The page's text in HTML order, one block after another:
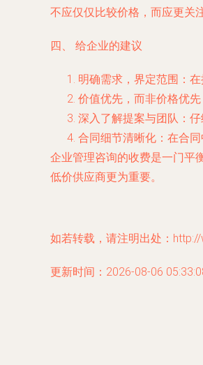
不应仅仅比较价格，而应更关
四、 给企业的建议
明确需求，界定范围 ：
价值优先，而非价格优先
深入了解提案与团队 ：
合同细节清晰化 ：在合
企业管理咨询的收费是一门平
低价供应商更为重要。
如若转载，请注明出处：
更新时间：2026-08-06